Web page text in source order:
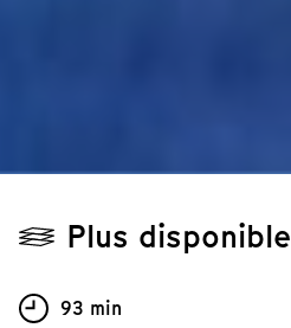
Plus disponible
93 min